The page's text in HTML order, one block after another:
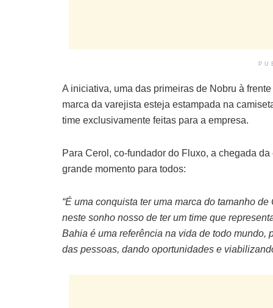
A iniciativa, uma das primeiras de Nobru à
marca da varejista esteja estampada na
time exclusivamente feitas para a empresa.
Para Cerol, co-fundador do Fluxo, a chegada
grande momento para todos:
“É uma conquista ter uma marca do tamanho
neste sonho nosso de ter um time que
Bahia é uma referência na vida de todo mundo,
das pessoas, dando oportunidades e